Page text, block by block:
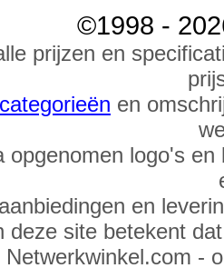
©1998 -
prijzen en
categorieën en
opgenomen logo's
en
deze site betekent
Netwerkwinkel.com -